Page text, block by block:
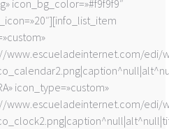
icon_bg_color=»#f9f9f9″
www.escueladeinternet.com/edi/
icon_type=»custom»
www.escueladeinternet.com/edi/